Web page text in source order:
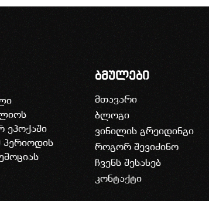
ეპოქაში
პერიოდის
ბმულები
მთავარი
ბლოგი
ვინილის გრეიდინგი
როგორ შევიძინო
ჩვენს შესახებ
კონტაქტი